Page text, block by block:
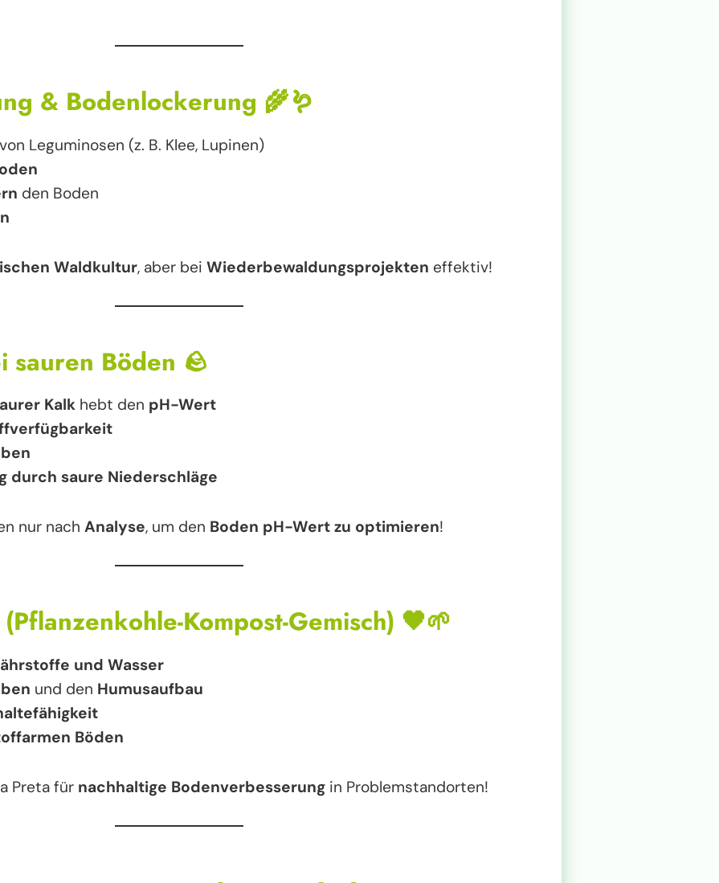
& Bodenlockerung 🌾🪱
von Leguminosen (z. B. Klee, Lupinen)
den Boden
Waldkultur, aber bei Wiederbewaldungsprojekten effektiv!
sauren Böden 🪨
Kalk hebt den pH-Wert
durch saure Niederschläge
nur nach Analyse, um den Boden pH-Wert zu optimieren!
Kompost-Gemisch) 🖤🌱
und Wasser
und den Humusaufbau
Böden
Preta für nachhaltige Bodenverbesserung in Problemstandorten!